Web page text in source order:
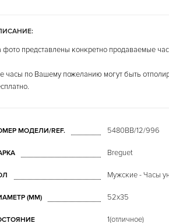
фото представлены конкретно продаваемые
часы по Вашему пожеланию могут быть
МОДЕЛИ/REF. 5480BB/12/996
Breguet
Мужские - Часы
(MM) 52х35
1(отличное)